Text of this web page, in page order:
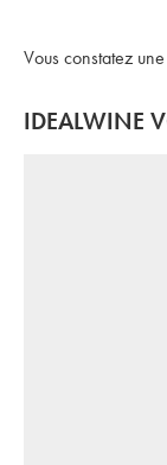
Vous constatez
IDEALWINE